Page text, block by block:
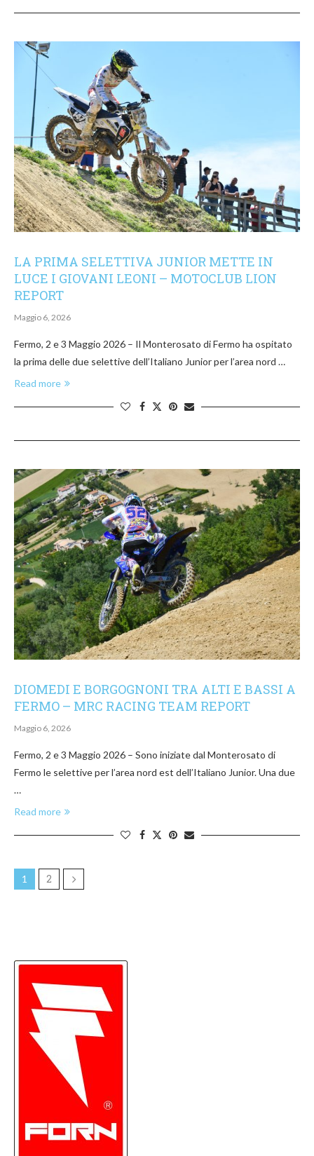
LA PRIMA SELETTIVA JUNIOR METTE IN
LUCE I GIOVANI LEONI – MOTOCLUB LION
REPORT
Maggio 6, 2026
Fermo, 2 e 3 Maggio 2026 – Il Monterosato di Fermo ha ospitato
la prima delle due selettive dell’Italiano Junior per l’area nord …
Read more
DIOMEDI E BORGOGNONI TRA ALTI E BASSI A
FERMO – MRC RACING TEAM REPORT
Maggio 6, 2026
Fermo, 2 e 3 Maggio 2026 – Sono iniziate dal Monterosato di
Fermo le selettive per l’area nord est dell’Italiano Junior. Una due
…
Read more
1 2